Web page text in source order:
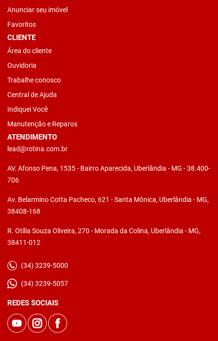
Anunciar seu imóvel
Favoritos
CLIENTE
Área do cliente
Ouvidoria
Trabalhe conosco
Central de Ajuda
Indiquei Você
Manutenção e Reparos
ATENDIMENTO
lead@rotina.com.br
AV. Afonso Pena, 1535 - Bairro Aparecida, Uberlândia - MG - 38.400-
706
Av. Belarmino Cotta Pacheco, 621 - Santa Mônica, Uberlândia - MG,
38408-168
R. Otília Souza Oliveira, 270 - Morada da Colina, Uberlândia - MG,
38411-012
(34) 3239-5000
(34) 3239-5057
REDES SOCIAIS